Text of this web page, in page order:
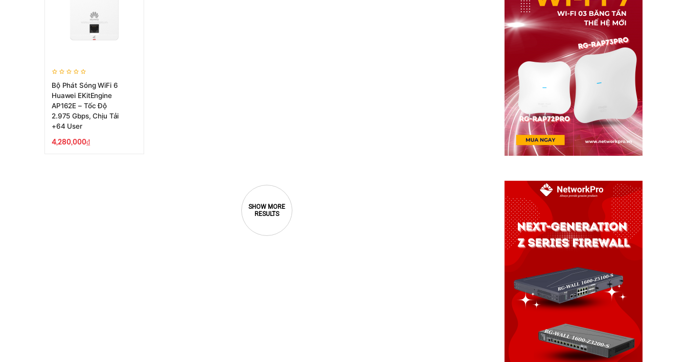
Bộ Phát Sóng WiFi 6
Huawei EKitEngine
AP162E – Tốc Độ
2.975 Gbps, Chịu Tải
+64 User
4,280,000₫